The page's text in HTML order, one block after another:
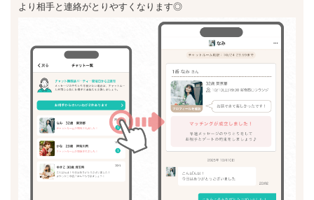
より相手と連絡がとりやすくなります◎